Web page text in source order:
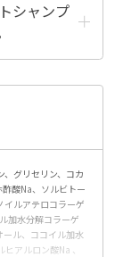
シャンプ
グリセリン、コカ
酸Na、ソルビトー
イルアテロコラーゲ
加水分解コラーゲ
ール、ココイル加水
アルロン酸Na 、